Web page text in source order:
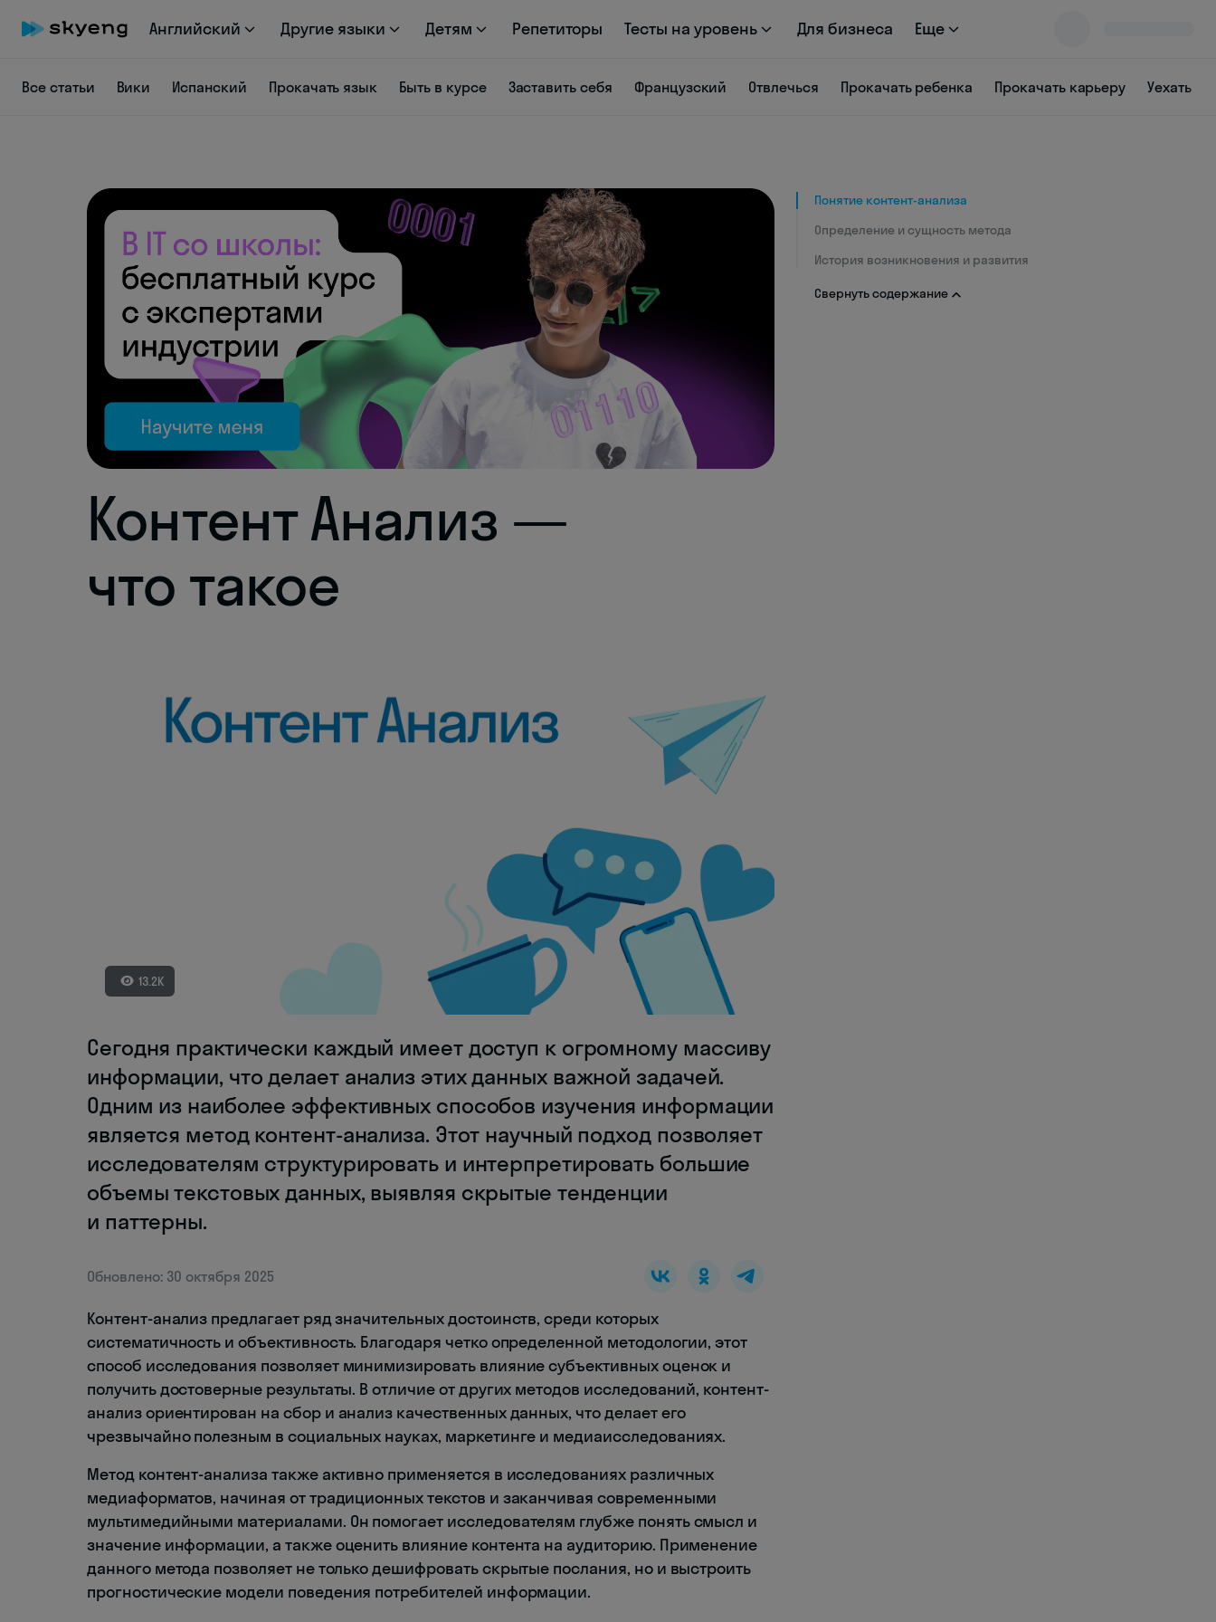
Английский Другие языки Детям Репетиторы Тесты на уровень Для бизнеса Еще
Все статьи Вики Испанский Прокачать язык Быть в курсе Заставить себя Французский Отвлечься Прокачать ребенка Прокачать карьеру Уехать
Контент Анализ —
что такое
13.2K
Сегодня практически каждый имеет доступ к огромному массиву
информации, что делает анализ этих данных важной задачей.
Одним из наиболее эффективных способов изучения информации
является метод контент-анализа. Этот научный подход позволяет
исследователям структурировать и интерпретировать большие
объемы текстовых данных, выявляя скрытые тенденции
и паттерны.
Обновлено: 30 октября 2025
Контент-анализ предлагает ряд значительных достоинств, среди которых
систематичность и объективность. Благодаря четко определенной методологии, этот
способ исследования позволяет минимизировать влияние субъективных оценок и
получить достоверные результаты. В отличие от других методов исследований, контент-
анализ ориентирован на сбор и анализ качественных данных, что делает его
чрезвычайно полезным в социальных науках, маркетинге и медиаисследованиях.
Метод контент-анализа также активно применяется в исследованиях различных
медиаформатов, начиная от традиционных текстов и заканчивая современными
мультимедийными материалами. Он помогает исследователям глубже понять смысл и
значение информации, а также оценить влияние контента на аудиторию. Применение
данного метода позволяет не только дешифровать скрытые послания, но и выстроить
прогностические модели поведения потребителей информации.
Понятие контент-анализа
Определение и сущность метода
История возникновения и развития
Свернуть содержание